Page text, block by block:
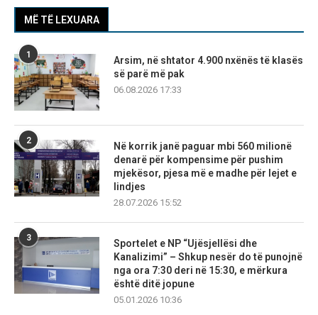
MË TË LEXUARA
1
Arsim, në shtator 4.900 nxënës të klasës
së parë më pak
06.08.2026 17:33
2
Në korrik janë paguar mbi 560 milionë
denarë për kompensime për pushim
mjekësor, pjesa më e madhe për lejet e
lindjes
28.07.2026 15:52
3
Sportelet e NP “Ujësjellësi dhe
Kanalizimi” – Shkup nesër do të punojnë
nga ora 7:30 deri në 15:30, e mërkura
është ditë jopune
05.01.2026 10:36